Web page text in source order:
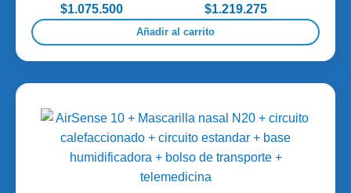
$1.075.500 $1.219.275
Añadir al carrito